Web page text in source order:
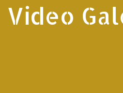
Video